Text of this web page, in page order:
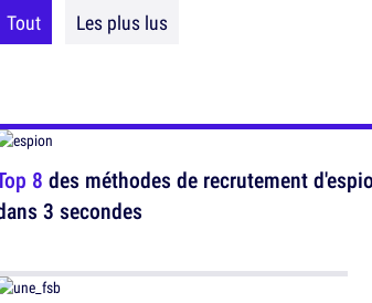
Tout Les plus lus
8 des méthodes de recrutement
3 secondes